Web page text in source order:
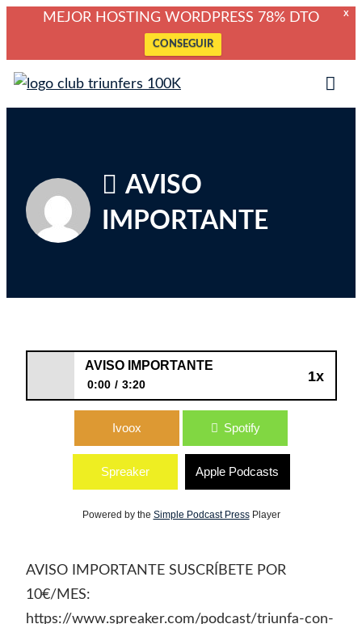
X
MEJOR HOSTING WORDPRESS 78% DTO
CONSEGUIR
Saltar
Club Triunfers
Club de Emprendedores Online
AVISO
IMPORTANTE
1x
AVISO IMPORTANTE
0:00 3:20
AVISO IMPORTANTE
Ivoox Spotify
Spreaker Apple Podcasts
Powered by the Simple Podcast PressPlayer
AVISO IMPORTANTE SUSCRÍBETE POR
10€/MES:
https://www.spreaker.com/podcast/triunfa-con-